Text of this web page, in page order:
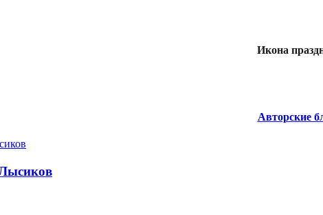
Икона
Авторские